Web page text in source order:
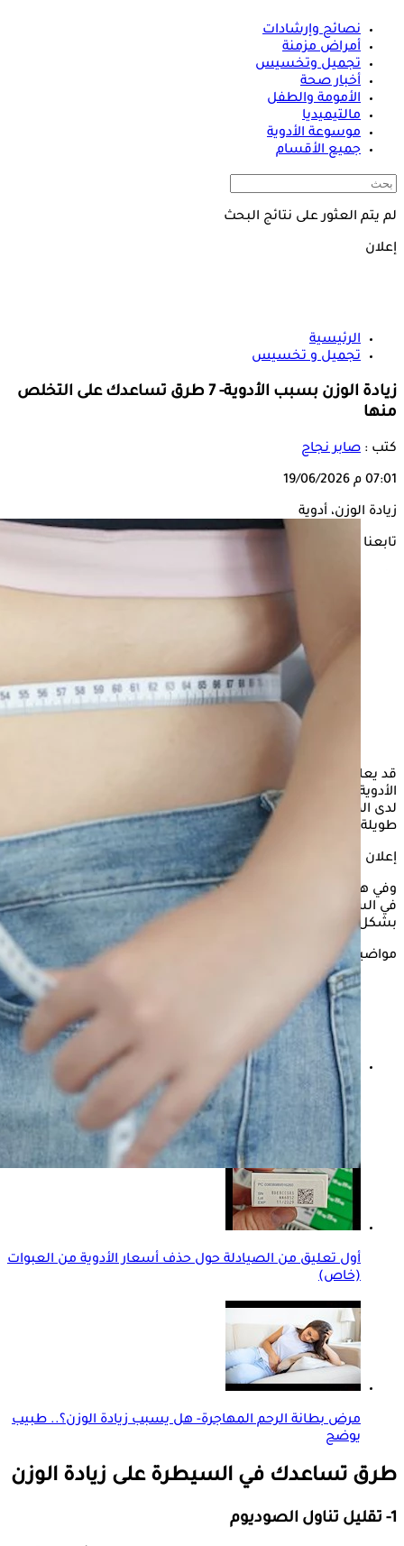
نصائح وإرشادات
أمراض مزمنة
تجميل وتخسيس
أخبار صحة
الأمومة والطفل
مالتيميديا
موسوعة الأدوية
جميع الأقسام
لم يتم العثور على نتائج البحث
إعلان
الرئيسية
تجميل و تخسيس
زيادة الوزن بسبب الأدوية- 7 طرق تساعدك على التخلص
منها
كتب : صابر نجاح
07:01 م 19/06/2026
زيادة الوزن، أدوية
تابعنا على
قد يعاني بعض الأشخاص من زيادة في الوزن بعد استخدام بعض
الأدوية، مثل مضادات الاكتئاب والكورتيزون، وهو ما قد يسبب القلق
لدى المرضى، خاصة عند الحاجة إلى الاستمرار في العلاج لفترات
طويلة.
إعلان
وفي هذا السياق، يوضح موقع Healthline، أبرز الطرق التي تساعد
في السيطرة على
الناتجة عن الأدويةوالتخلص منها
بشكل صحي.
مواضيع ذات صلة
السعرات الحرارية في الآيس كوفي- نصائح لتناوله دون زيادة
الوزن
أول تعليق من الصيادلة حول حذف أسعار الأدوية من العبوات
(خاص)
مرض بطانة الرحم المهاجرة- هل يسبب زيادة الوزن؟.. طبيب
يوضح
طرق تساعدك في السيطرة على زيادة الوزن
1- تقليل تناول الصوديوم